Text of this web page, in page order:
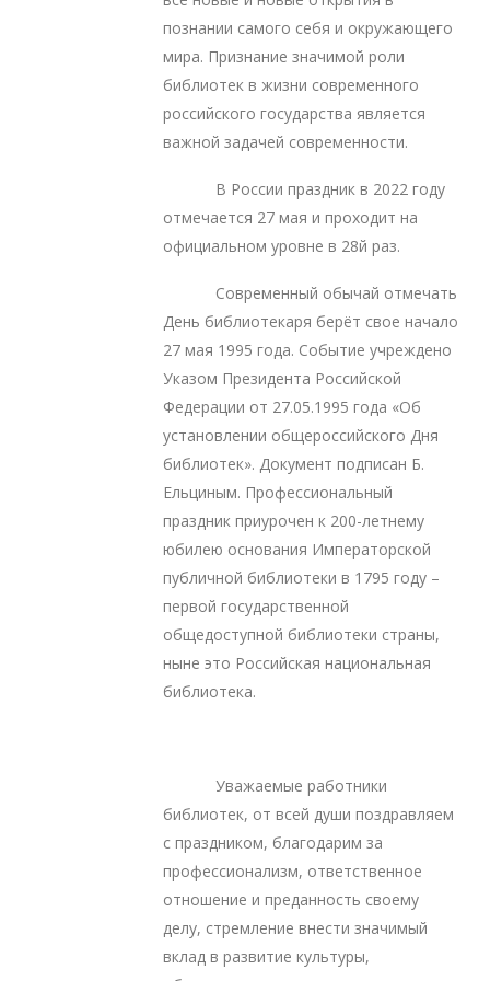
познании самого себя и окружающего
мира. Признание значимой роли
библиотек в жизни современного
российского государства является
важной задачей современности.
В России праздник в 2022 году
отмечается 27 мая и проходит на
официальном уровне в 28й раз.
Современный обычай отмечать
День библиотекаря берёт свое начало
27 мая 1995 года. Событие учреждено
Указом Президента Российской
Федерации от 27.05.1995 года «Об
установлении общероссийского Дня
библиотек». Документ подписан Б.
Ельциным. Профессиональный
праздник приурочен к 200-летнему
юбилею основания Императорской
публичной библиотеки в 1795 году –
первой государственной
общедоступной библиотеки страны,
ныне это Российская национальная
библиотека.
Уважаемые работники
библиотек, от всей души поздравляем
с праздником, благодарим за
профессионализм, ответственное
отношение и преданность своему
делу, стремление внести значимый
вклад в развитие культуры,